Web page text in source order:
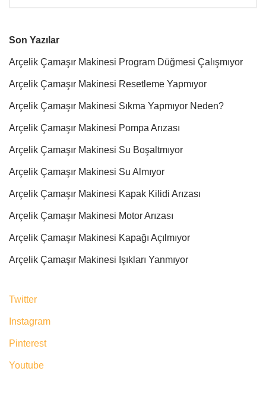
Son Yazılar
Arçelik Çamaşır Makinesi Program Düğmesi Çalışmıyor
Arçelik Çamaşır Makinesi Resetleme Yapmıyor
Arçelik Çamaşır Makinesi Sıkma Yapmıyor Neden?
Arçelik Çamaşır Makinesi Pompa Arızası
Arçelik Çamaşır Makinesi Su Boşaltmıyor
Arçelik Çamaşır Makinesi Su Almıyor
Arçelik Çamaşır Makinesi Kapak Kilidi Arızası
Arçelik Çamaşır Makinesi Motor Arızası
Arçelik Çamaşır Makinesi Kapağı Açılmıyor
Arçelik Çamaşır Makinesi Işıkları Yanmıyor
Twitter
Instagram
Pinterest
Youtube